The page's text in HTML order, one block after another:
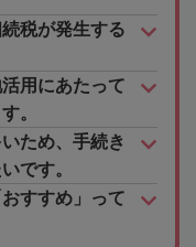
税が発生する
用にあたって
。
ため、手続き
です。
すすめ」って